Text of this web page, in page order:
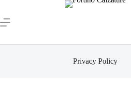
Privacy Policy